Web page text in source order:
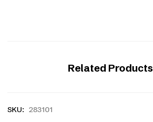
Related Products
SKU: 283101